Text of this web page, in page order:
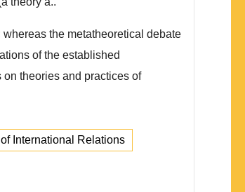
the metatheoretical debate
of the established
theories and practices of
International Relations